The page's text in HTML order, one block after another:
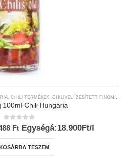
CHILI TERMÉKEK CHILIVEL ÍZESÍTETT FINOMSÁGOK
100ml-Chili Hungária
0az 5-ből
Ft Egységá:18.900Ft/l
TESZEM